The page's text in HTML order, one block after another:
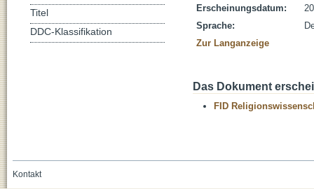
Erscheinungsdatum:
Sprache:
Zur Langanzeige
Das Dokument
FID
Titel
DDC-Klassifikation
Kontakt